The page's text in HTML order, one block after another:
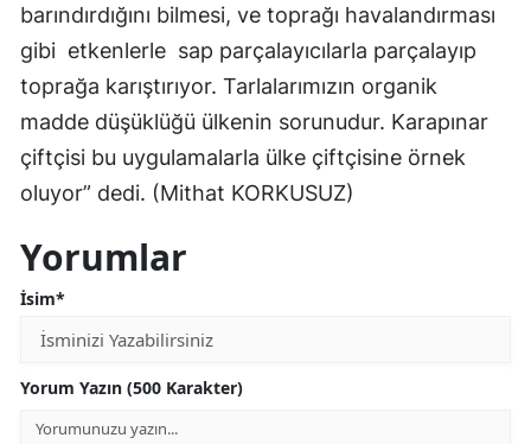
Kastamonu
Kırklareli
Kırşehir
barındırdığını bilmesi, ve toprağı havalandırması
gibi etkenlerle sap parçalayıcılarla parçalayıp
toprağa karıştırıyor. Tarlalarımızın organik
madde düşüklüğü ülkenin sorunudur. Karapınar
çiftçisi bu uygulamalarla ülke çiftçisine örnek
oluyor” dedi. (Mithat KORKUSUZ)
Yorumlar
İsim*
Yorum Yazın (500 Karakter)